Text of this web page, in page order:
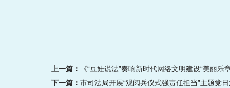
上一篇：
《“豆娃说法”奏响新时代网络文明建设“美丽
下一篇： 市司法局开展“观阅兵仪式强责任担当”主题党